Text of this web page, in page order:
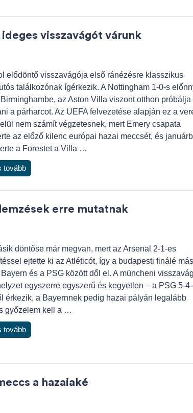
visszavágót várunk
elődöntő visszavágója első ránézésre klasszikus
találkozónak ígérkezik. A Nottingham 1-0-s
az Aston Villa viszont otthon próbálja
a párharcot. Az UEFA felvezetése alapján ez a
nem számít végzetesnek, mert Emery csapata
az előző kilenc európai hazai meccsét, és
a Forestet a Villa …
tovább
erre mutatnak
döntőse már megvan, mert az Arsenal 2-1-es
ejtette ki az Atléticót, így a budapesti finálé
és a PSG között dől el. A müncheni
egyszerre egyszerű és kegyetlen – a PSG 5-
érkezik, a Bayernnek pedig hazai pályán legalább
győzelem kell a …
tovább
a hazaiaké